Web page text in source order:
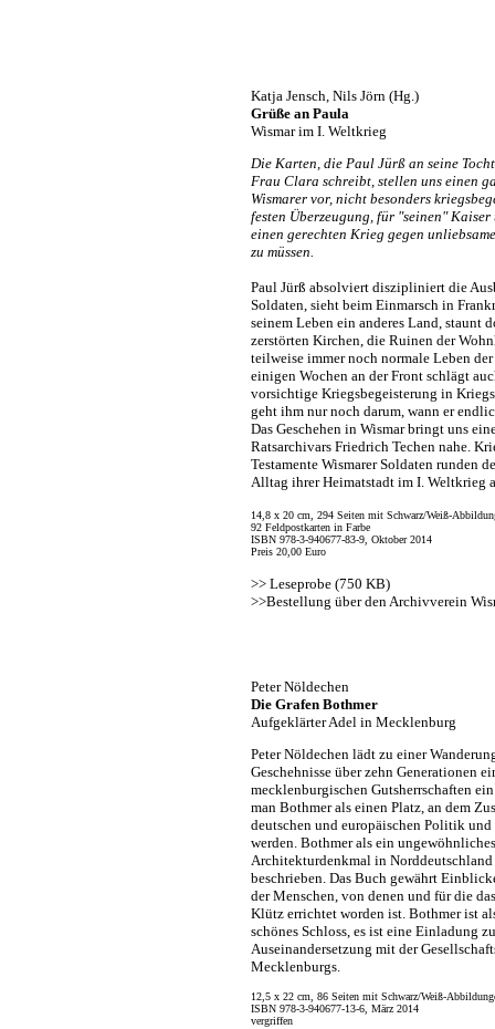
Katja Jensch, Nils Jörn (Hg.)
Grüße an Paula
Wismar im I. Weltkrieg
Die Karten, die Paul Jürß an seine
Frau Clara schreibt, stellen uns einen
Wismarer vor, nicht besonders
festen Überzeugung, für "seinen"
einen gerechten Krieg gegen
zu müssen.
Paul Jürß absolviert diszipliniert die
Soldaten, sieht beim Einmarsch in
seinem Leben ein anderes Land, staunt
zerstörten Kirchen, die Ruinen der
teilweise immer noch normale Leben
einigen Wochen an der Front schlägt
vorsichtige Kriegsbegeisterung in
geht ihm nur noch darum, wann er
Das Geschehen in Wismar bringt uns
Ratsarchivars Friedrich Techen nahe.
Testamente Wismarer Soldaten runden
Alltag ihrer Heimatstadt im I. Weltkrieg
14,8 x 20 cm, 294 Seiten mit Schwarz/Weiß-
92 Feldpostkarten in Farbe
ISBN 978-3-940677-83-9, Oktober 2014
Preis 20,00 Euro
>> Leseprobe (750 KB)
>>Bestellung über den Archivverein
Peter Nöldechen
Die Grafen Bothmer
Aufgeklärter Adel in Mecklenburg
Peter Nöldechen lädt zu einer
Geschehnisse über zehn Generationen
mecklenburgischen Gutsherrschaften
man Bothmer als einen Platz, an dem
deutschen und europäischen Politik
werden. Bothmer als ein ungewöhnliches
Architekturdenkmal in
beschrieben. Das Buch gewährt
der Menschen, von denen und für die
Klütz errichtet worden ist. Bothmer ist
schönes Schloss, es ist eine Einladung
Auseinandersetzung mit der
Mecklenburgs.
12,5 x 22 cm, 86 Seiten mit Schwarz/Weiß-
ISBN 978-3-940677-13-6, März 2014
vergriffen